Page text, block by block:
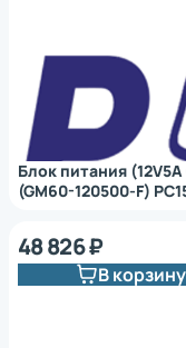
Блок питания (12V5A
(GM60-120500-F)
48 826 ₽
В корзину